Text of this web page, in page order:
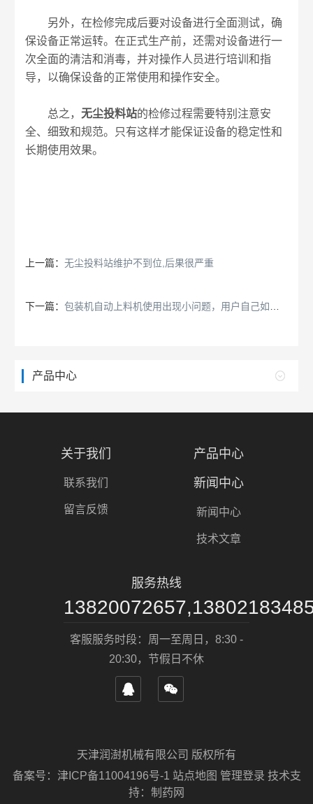
另外，在检修完成后要对设备进行全面测试，确
保设备正常运转。在正式生产前，还需对设备进行一
次全面的清洁和消毒，并对操作人员进行培训和指
导，以确保设备的正常使用和操作安全。
总之，无尘投料站的检修过程需要特别注意安
全、细致和规范。只有这样才能保证设备的稳定性和
长期使用效果。
上一篇：无尘投料站维护不到位,后果很严重
下一篇：包装机自动上料机使用出现小问题，用户自己如何维修?
产品中心
关于我们
联系我们
留言反馈
产品中心
新闻中心
新闻中心
技术文章
服务热线
客服服务时段：周一至周日，8:30 -
20:30，节假日不休
天津润澍机械有限公司 版权所有
备案号： 津ICP备11004196号-1 站点地图 管理登录 技术支
持： 制药网